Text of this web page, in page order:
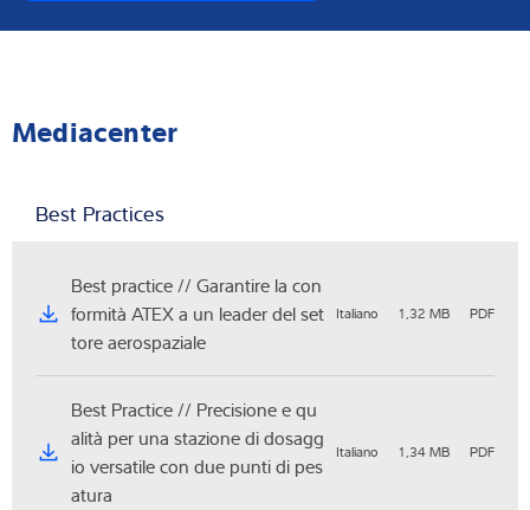
Mediacenter
Best Practices
Best practice // Garantire la con
formità ATEX a un leader del set
tore aerospaziale
Italiano 1,32 MB PDF
Best Practice // Precisione e qu
alità per una stazione di dosagg
io versatile con due punti di pes
atura
Italiano 1,34 MB PDF